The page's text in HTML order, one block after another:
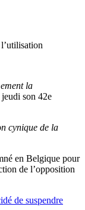
la
son 42e
cynique de la
en Belgique pour
de l’opposition
de suspendre